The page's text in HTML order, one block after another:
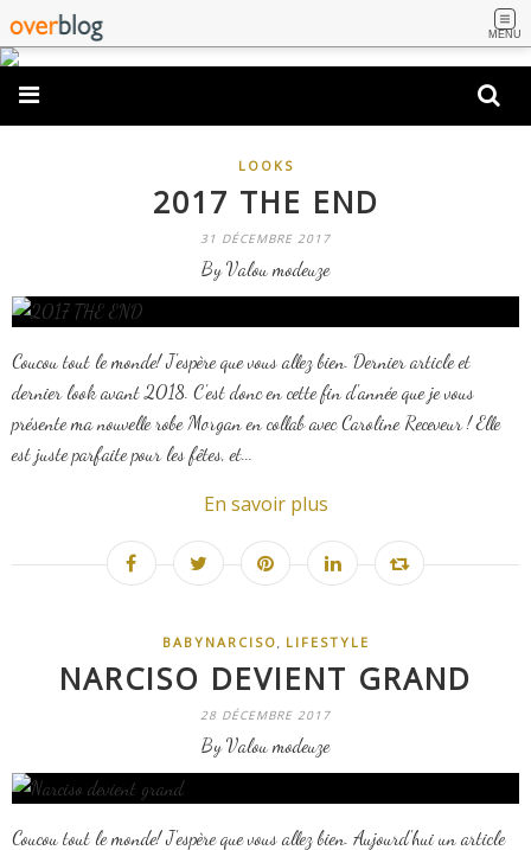
MENU
LOOKS
2017 THE END
31 DÉCEMBRE 2017
By Valou modeuze
Coucou tout le monde! J'espère que vous allez bien. Dernier article et
dernier look avant 2018. C'est donc en cette fin d'année que je vous
présente ma nouvelle robe Morgan en collab avec Caroline Receveur ! Elle
est juste parfaite pour les fêtes, et...
En savoir plus
BABYNARCISO, LIFESTYLE
NARCISO DEVIENT GRAND
28 DÉCEMBRE 2017
By Valou modeuze
Coucou tout le monde! J'espère que vous allez bien. Aujourd'hui un article